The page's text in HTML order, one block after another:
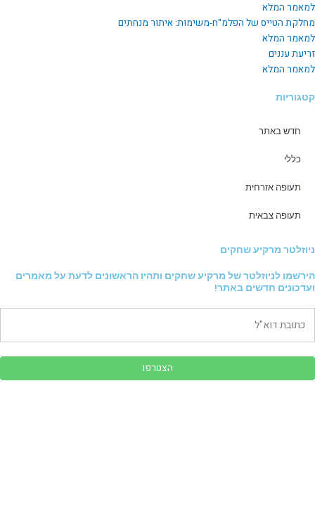
למאמר המלא
מחלקת הטייס של הפלמ"ח-משימות: איתור מנחתים
למאמר המלא
זריעת עננים
למאמר המלא
קטגוריות
חדש באתר
כללי
תעופה אזרחית
תעופה צבאית
ניוזלטר מרקיע שחקים
הירשמו לניוזלטר של מרקיע שחקים ותהיו הראשונים לדעת על מאמרים
ועדכונים חדשים באתר!